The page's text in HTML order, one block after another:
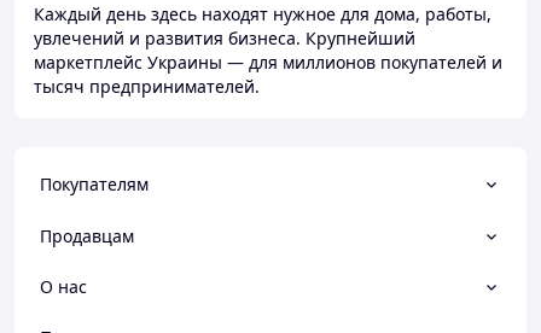
Каждый день здесь находят нужное для дома, работы,
увлечений и развития бизнеса. Крупнейший
маркетплейс Украины — для миллионов покупателей и
тысяч предпринимателей.
Покупателям
Продавцам
О нас